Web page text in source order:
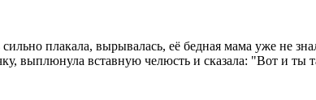
плакала, вырывалась, её бедная мама уже не
выплюнула вставную челюсть и сказала: "Вот и ты